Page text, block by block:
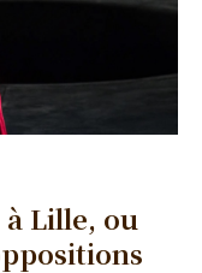
Lille, ou